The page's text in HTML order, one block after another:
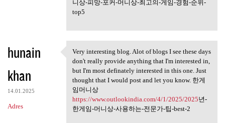
니상-피망-포커-머니상-최고의-게임-경험-순위-
top5
hunain
khan
14.01.2025
Adres
Very interesting blog. Alot
Very interesting blog. Alot of blogs I see these days
don't really provide anything that I'm interested in,
but I'm most definately interested in this one. Just
thought that I would post and let you know. 한게
임머니상
https://www.outlookindia.com/4/1/2025/2025년-
한게임-머니상-사용하는-전문가-팁-best-2